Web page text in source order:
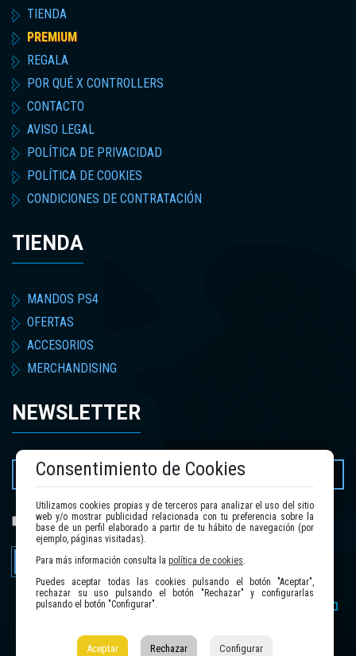
TIENDA
PREMIUM
REGALA
POR QUÉ X CONTROLLERS
CONTACTO
AVISO LEGAL
POLÍTICA DE PRIVACIDAD
POLÍTICA DE COOKIES
CONDICIONES DE CONTRATACIÓN
TIENDA
MANDOS PS4
OFERTAS
ACCESORIOS
MERCHANDISING
NEWSLETTER
He leído y acepto lapolítica de privacidad.
Enviar
Consentimiento de Cookies
Utilizamos cookies propias y de terceros para analizar el uso del sitio
web y/o mostrar publicidad relacionada con tu preferencia sobre la
base de un perfil elaborado a partir de tu hábito de navegación (por
ejemplo, páginas visitadas).
Para más información consulta la política de cookies.
Puedes aceptar todas las cookies pulsando el botón "Aceptar",
rechazar su uso pulsando el botón "Rechazar" y configurarlas
pulsando el botón "Configurar".
Aceptar Rechazar Configurar